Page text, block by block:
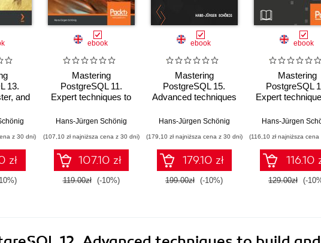
13.
and
z 30 dni)
zł
ebook
Mastering
PostgreSQL 11.
Expert techniques to
reliable, and fault-
applications - Second
Edition
Hans-Jürgen Schönig
(107,10 zł najniższa cena z 30 dni)
107.10 zł
119.00zł (-10%)
ebook
Mastering
PostgreSQL 15.
Advanced techniques
scalable, reliable, and
database applications
- Fifth Edition
Hans-Jürgen Schönig
(179,10 zł najniższa cena z 30 dni)
179.10 zł
199.00zł (-10%)
ebook
Mastering
PostgreSQL
Expert
development
Hans-Jürgen
(116,10 zł najniższa
116.10
129.00zł (-